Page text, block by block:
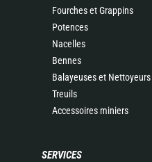
Fourches et Grappins
Potences
Nacelles
Bennes
Balayeuses et Nettoyeurs
Treuils
Accessoires miniers
SERVICES